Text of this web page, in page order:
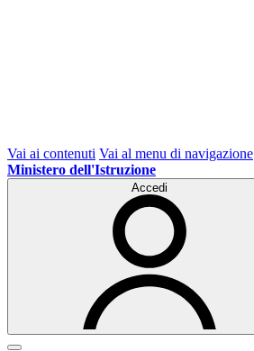
Vai ai contenuti Vai al menu di navigazione
Ministero dell'Istruzione
Accedi